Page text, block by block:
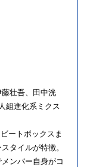
壮吾、田中洸
組進化系ミクス
ートボックスま
タイルが特徴。
ンバー自身がコ